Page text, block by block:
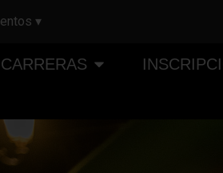
▾
CARRERAS